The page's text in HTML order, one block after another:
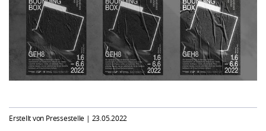
Erstellt von Pressestelle | 23.05.2022